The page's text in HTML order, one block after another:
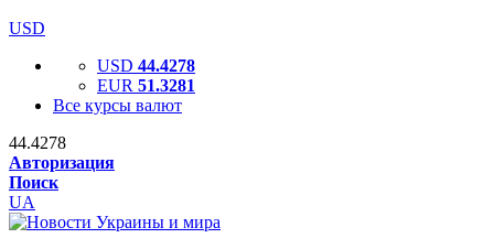
USD
USD 44.4278
EUR 51.3281
Все курсы валют
44.4278
Авторизация
Поиск
UA